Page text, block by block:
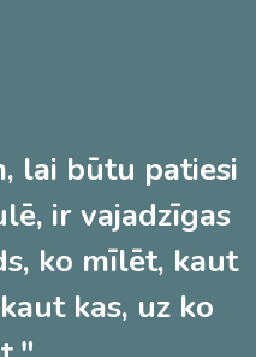
lai būtu patiesi
ir vajadzīgas
ko mīlēt, kaut
kas, uz ko